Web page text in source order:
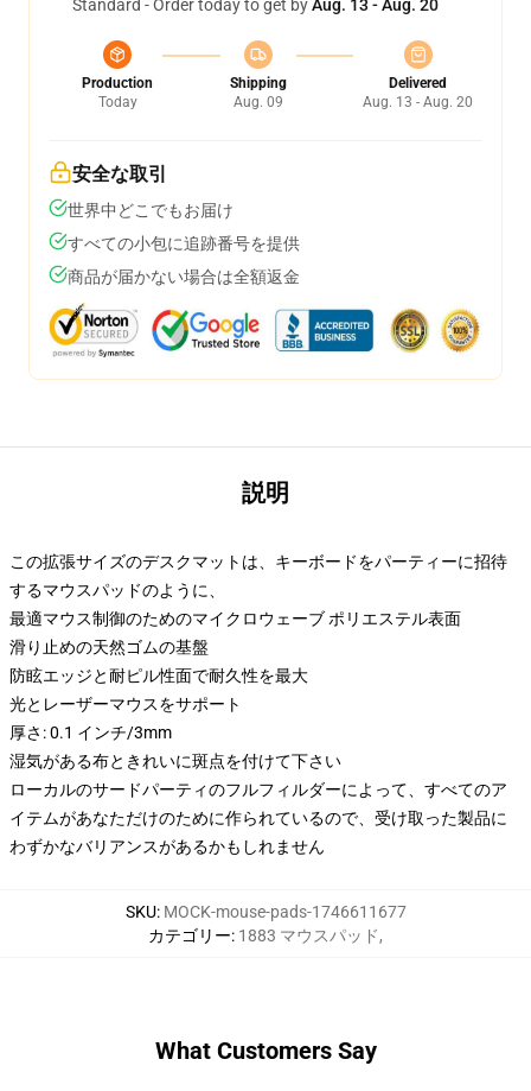
Standard - Order today to get byAug. 13 - Aug. 20
Production
Today
Shipping
Aug. 09
Delivered
Aug. 13 - Aug. 20
安全な取引
世界中どこでもお届け
すべての小包に追跡番号を提供
商品が届かない場合は全額返金
説明
この拡張サイズのデスクマットは、キーボードをパーティーに招待
するマウスパッドのように、
最適マウス制御のためのマイクロウェーブ ポリエステル表面
滑り止めの天然ゴムの基盤
防眩エッジと耐ピル性面で耐久性を最大
光とレーザーマウスをサポート
厚さ: 0.1 インチ/3mm
湿気がある布ときれいに斑点を付けて下さい
ローカルのサードパーティのフルフィルダーによって、すべてのア
イテムがあなただけのために作られているので、受け取った製品に
わずかなバリアンスがあるかもしれません
SKU: MOCK-mouse-pads-1746611677
カテゴリー: 1883 マウスパッド,
What Customers Say